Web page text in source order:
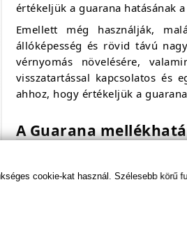
értékeljük a guarana hatásának
Emellett még használják,
állóképesség és rövid távú
vérnyomás növelésére,
visszatartással kapcsolatos és
ahhoz, hogy értékeljük a
A Guarana
fogyasztása esetén.
A guarana lehet, hogy nem
cookie-kat használ. Szélesebb